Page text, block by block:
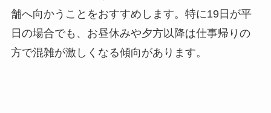
舗へ向かうことをおすすめします。特に19日が平
日の場合でも、お昼休みや夕方以降は仕事帰りの
方で混雑が激しくなる傾向があります。